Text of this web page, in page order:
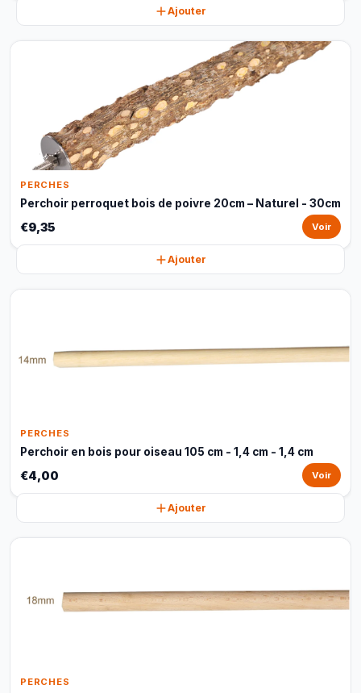
Ajouter
PERCHES
Perchoir perroquet bois de poivre 20cm – Naturel - 30cm
€9,35 Voir
Ajouter
PERCHES
Perchoir en bois pour oiseau 105 cm - 1,4 cm - 1,4 cm
€4,00 Voir
Ajouter
PERCHES